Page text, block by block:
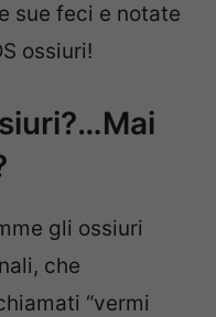
sue feci e notate
ossiuri!
gli ossiuri
che
“vermi